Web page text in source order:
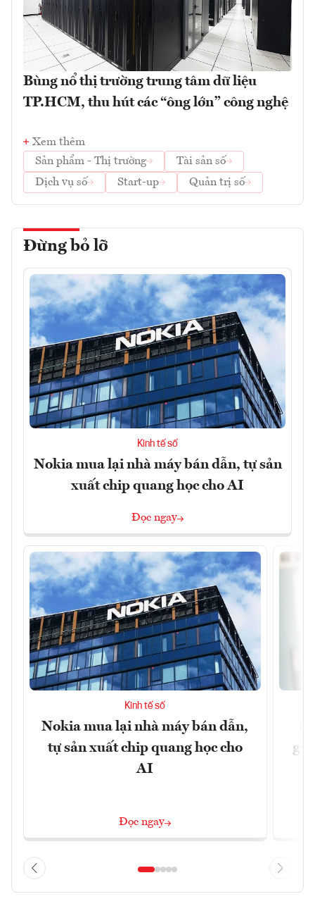
Bùng nổ thị trường trung tâm dữ liệu
TP.HCM, thu hút các “ông lớn” công nghệ
Xem thêm
Sản phẩm - Thị trường
Tài sản số
Dịch vụ số
Start-up Quản trị số
Đừng bỏ lỡ
Kinh tế số
Nokia mua lại nhà máy bán dẫn, tự sản
xuất chip quang học cho AI
Đọc ngay
Kinh tế số
Nokia mua lại nhà máy bán dẫn,
tự sản xuất chip quang học cho
AI
Đọc ngay